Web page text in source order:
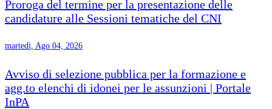
Proroga del termine per la presentazione delle
candidature alle Sessioni tematiche del CNI
martedì, Ago 04, 2026
Avviso di selezione pubblica per la formazione e
agg.to elenchi di idonei per le assunzioni | Portale
InPA